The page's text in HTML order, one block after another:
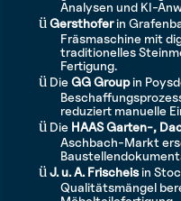
Analysen und KI-
ü Gersthoferin
Fräsmaschine mit
traditionelles
Fertigung.
ü DieGG Groupin
reduziert manuelle
ü Die HAAS Garten-,
Aschbach-Markt
ü J. u. A. Frischeisin
Qualitätsmängel